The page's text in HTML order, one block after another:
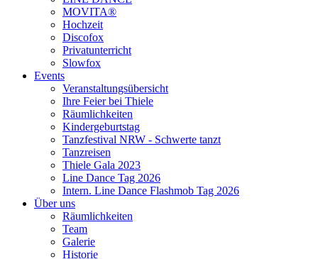
MOVITA®
Hochzeit
Discofox
Privatunterricht
Slowfox
Events
Veranstaltungsübersicht
Ihre Feier bei Thiele
Räumlichkeiten
Kindergeburtstag
Tanzfestival NRW - Schwerte tanzt
Tanzreisen
Thiele Gala 2023
Line Dance Tag 2026
Intern. Line Dance Flashmob Tag 2026
Über uns
Räumlichkeiten
Team
Galerie
Historie